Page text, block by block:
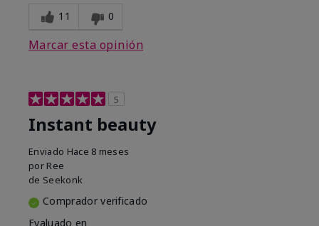
11 0
Marcar esta opinión
5
Instant beauty
Enviado Hace 8 meses
por Ree
de Seekonk
Comprador verificado
Evaluado en